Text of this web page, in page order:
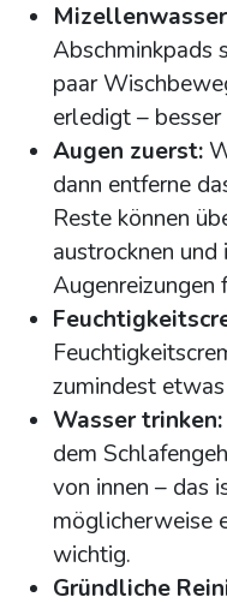
Abschminkpads
paar
erledigt –
Augen zuerst:
dann entferne
Reste können
austrocknen
Augenreizungen
zumindest
Wasser trinken:
dem
von innen – das
möglicherweise
wichtig.
Gründliche